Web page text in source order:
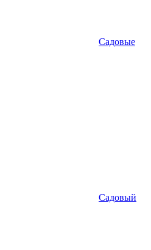
Садовые
Садовый